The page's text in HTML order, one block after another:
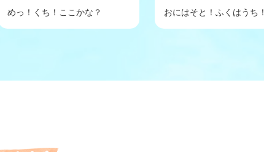
めっ！くち！ここかな？ おにはそと！ふくはうち！